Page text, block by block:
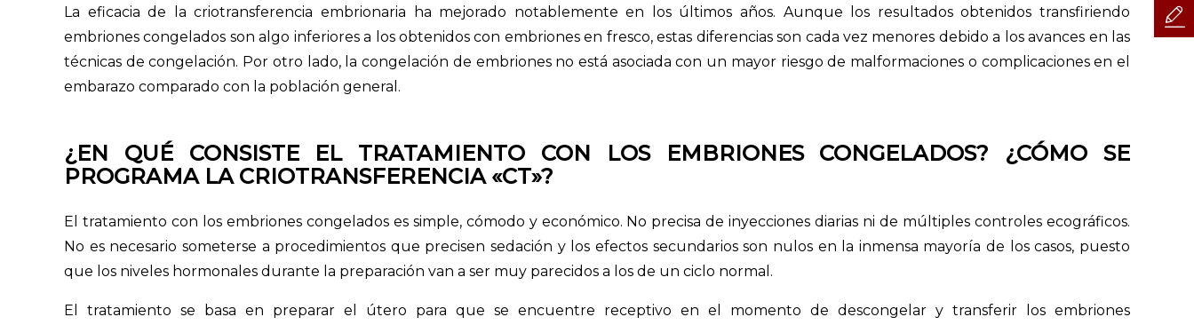
La eficacia de la criotransferencia embrionaria ha mejorado notablemente en los últimos años. Aunque los resultados obtenidos transfiriendo
embriones congelados son algo inferiores a los obtenidos con embriones en fresco, estas diferencias son cada vez menores debido a los avances en las
técnicas de congelación. Por otro lado, la congelación de embriones no está asociada con un mayor riesgo de malformaciones o complicaciones en el
embarazo comparado con la población general.
¿EN QUÉ CONSISTE EL TRATAMIENTO CON LOS EMBRIONES CONGELADOS? ¿CÓMO SE
PROGRAMA LA CRIOTRANSFERENCIA «CT»?
El tratamiento con los embriones congelados es simple, cómodo y económico. No precisa de inyecciones diarias ni de múltiples controles ecográficos.
No es necesario someterse a procedimientos que precisen sedación y los efectos secundarios son nulos en la inmensa mayoría de los casos, puesto
que los niveles hormonales durante la preparación van a ser muy parecidos a los de un ciclo normal.
El tratamiento se basa en preparar el útero para que se encuentre receptivo en el momento de descongelar y transferir los embriones